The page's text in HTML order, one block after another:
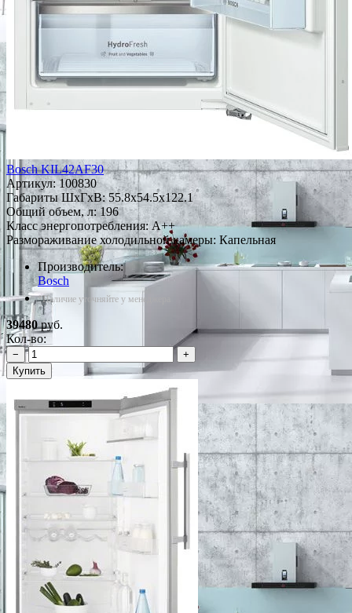
Bosch KIL42AF30
Артикул: 100830
Габариты ШxГxВ: 55.8x54.5x122.1
Общий объем, л: 196
Класс энергопотребления: A++
Размораживание холодильной камеры: Капельная
Производитель:
Bosch
*Наличие уточняйте у менеджера
39480руб.
Кол-во:
−
+
Купить